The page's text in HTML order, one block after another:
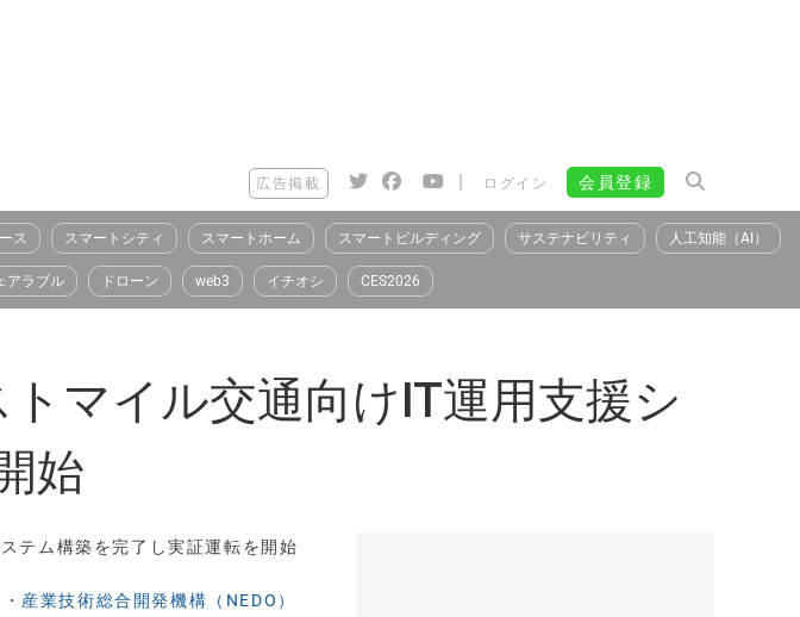
広告掲載 | ログイン 会員登録
ス スマートシティ スマートホーム スマートビルディング サステナビリティ 人工知能（AI）
アラブル ドローン web3 イチオシ CES2026
マイル交通向けIT運用支援シ
始
テム構築を完了し実証運転を開始
産業技術総合開発機構（NEDO）